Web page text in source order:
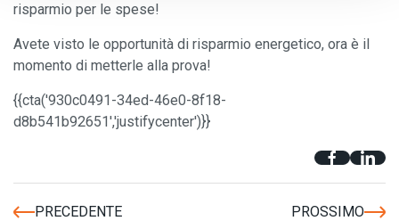
risparmio per le spese!
Avete visto le opportunità di risparmio energetico, ora è il
momento di metterle alla prova!
{{cta('930c0491-34ed-46e0-8f18-
d8b541b92651','justifycenter')}}
PRECEDENTE PROSSIMO